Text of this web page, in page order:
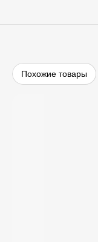
Похожие товары